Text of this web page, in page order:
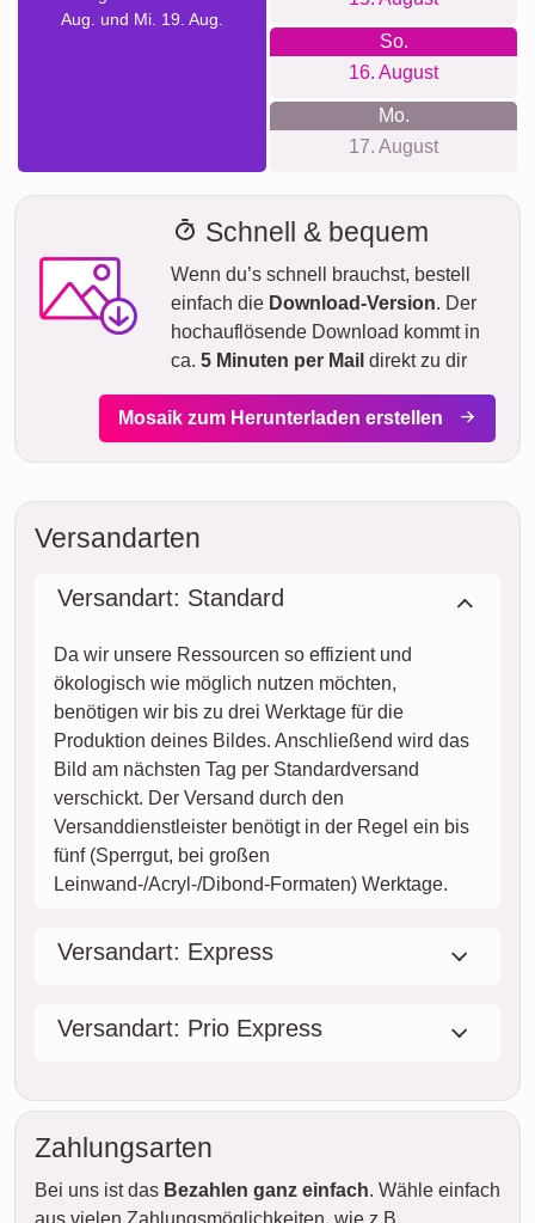
Aug. und Mi. 19. Aug.
So.
16. August
Mo.
17. August
Schnell & bequem
Wenn du’s schnell brauchst, bestell
einfach die Download-Version. Der
hochauflösende Download kommt in
ca. 5 Minuten per Mail direkt zu dir
Mosaik zum Herunterladen erstellen
Versandarten
Versandart: Standard
Da wir unsere Ressourcen so effizient und
ökologisch wie möglich nutzen möchten,
benötigen wir bis zu drei Werktage für die
Produktion deines Bildes. Anschließend wird das
Bild am nächsten Tag per Standardversand
verschickt. Der Versand durch den
Versanddienstleister benötigt in der Regel ein bis
fünf (Sperrgut, bei großen
Leinwand-/Acryl-/Dibond-Formaten) Werktage.
Versandart: Express
Versandart: Prio Express
Zahlungsarten
Bei uns ist das Bezahlen ganz einfach. Wähle einfach